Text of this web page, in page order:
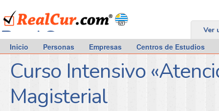
RealCur.com Ver
Inicio Personas Empresas Centros de Estudios
Curso Intensivo
Magisterial